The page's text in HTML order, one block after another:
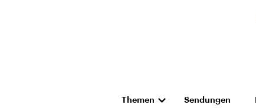
Themen Sendungen